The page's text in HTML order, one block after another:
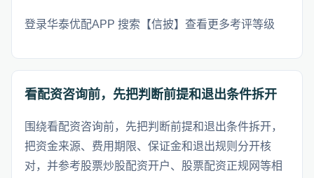
登录华泰优配APP 搜索【信披】查看更多考评等级
看配资咨询前，先把判断前提和退出条件拆开
围绕看配资咨询前，先把判断前提和退出条件拆开，
把资金来源、费用期限、保证金和退出规则分开核
对，并参考股票炒股配资开户、股票配资正规网等相